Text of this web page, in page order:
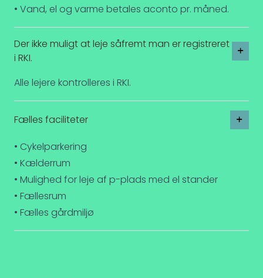
• Vand, el og varme betales aconto pr. måned.
Der ikke muligt at leje såfremt man er registreret
i RKI.
Alle lejere kontrolleres i RKI.
Fælles faciliteter
• Cykelparkering
• Kælderrum
• Mulighed for leje af p-plads med el stander
• Fællesrum
• Fælles gårdmiljø